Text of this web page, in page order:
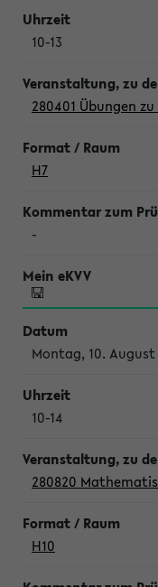
10-13
280401 Übungen
H7
-
Montag, 10. August
10-14
280820
H10